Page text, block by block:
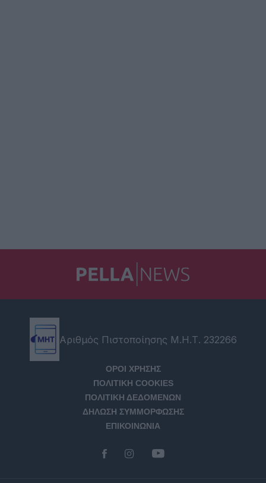
Αριθμός Πιστοποίησης Μ.Η.Τ. 232266
ΟΡΟΙ ΧΡΗΣΗΣ
ΠΟΛΙΤΙΚΗ COOKIES
ΠΟΛΙΤΙΚΗ ΔΕΔΟΜΕΝΩΝ
ΔΗΛΩΣΗ ΣΥΜΜΟΡΦΩΣΗΣ
ΕΠΙΚΟΙΝΩΝΙΑ